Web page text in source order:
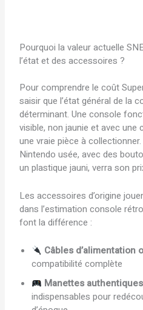
Pourquoi la valeur actuelle
l’état et des accessoires ?
Pour comprendre le coût
saisir que l’état général de la
déterminant. Une console
visible, non jaunie et avec
une vraie pièce à
Nintendo usée, avec des
un plastique jauni, verra son
Les accessoires d’origine
dans l’estimation console
font la différence :
Câbles d’alimentation
compatibilité complète
Manettes authentiques
indispensables pour